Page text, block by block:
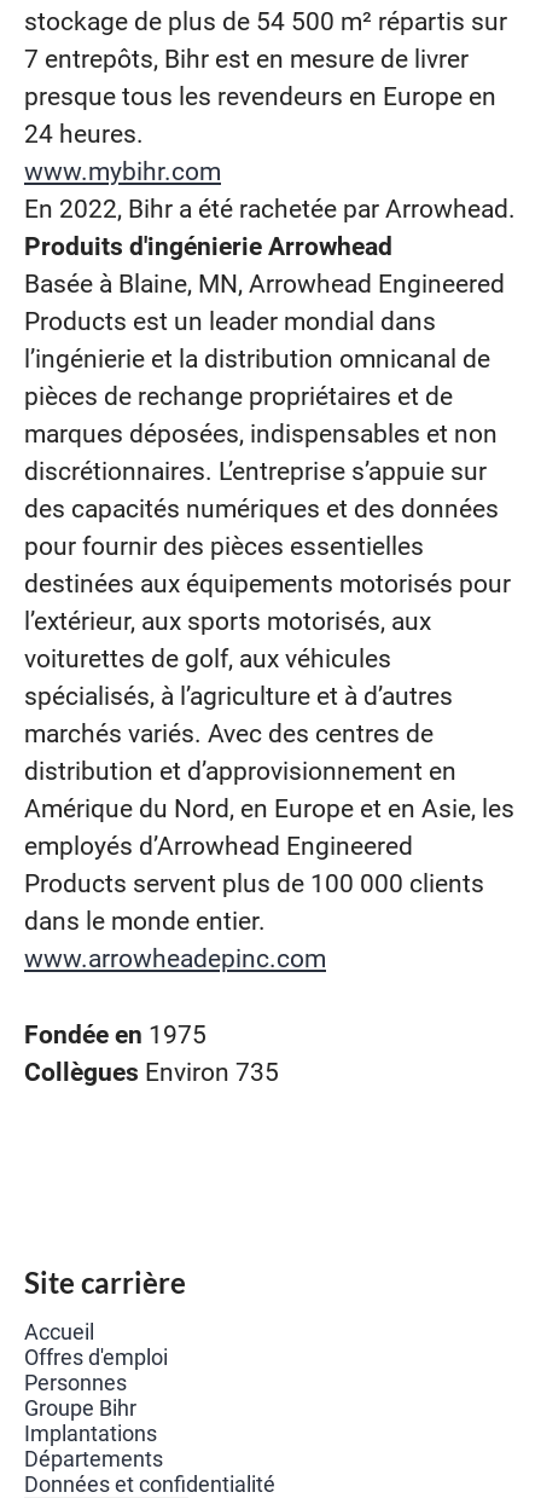
stockage de plus de 54 500 m² répartis sur
7 entrepôts, Bihr est en mesure de livrer
presque tous les revendeurs en Europe en
24 heures.
www.mybihr.com
En 2022, Bihr a été rachetée par Arrowhead.
Produits d'ingénierie Arrowhead
Basée à Blaine, MN, Arrowhead Engineered
Products est un leader mondial dans
l’ingénierie et la distribution omnicanal de
pièces de rechange propriétaires et de
marques déposées, indispensables et non
discrétionnaires. L’entreprise s’appuie sur
des capacités numériques et des données
pour fournir des pièces essentielles
destinées aux équipements motorisés pour
l’extérieur, aux sports motorisés, aux
voiturettes de golf, aux véhicules
spécialisés, à l’agriculture et à d’autres
marchés variés. Avec des centres de
distribution et d’approvisionnement en
Amérique du Nord, en Europe et en Asie, les
employés d’Arrowhead Engineered
Products servent plus de 100 000 clients
dans le monde entier.
www.arrowheadepinc.com
Fondée en 1975
Collègues Environ 735
Site carrière
Accueil
Offres d'emploi
Personnes
Groupe Bihr
Implantations
Départements
Données et confidentialité